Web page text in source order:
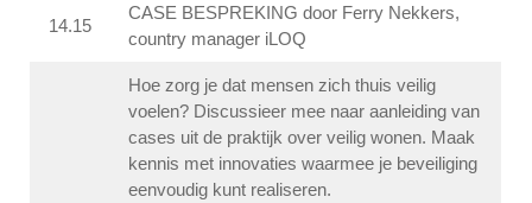
14.15
CASE BESPREKING door Ferry Nekkers,
country manager iLOQ
Hoe zorg je dat mensen zich thuis veilig
voelen? Discussieer mee naar aanleiding van
cases uit de praktijk over veilig wonen. Maak
kennis met innovaties waarmee je beveiliging
eenvoudig kunt realiseren.